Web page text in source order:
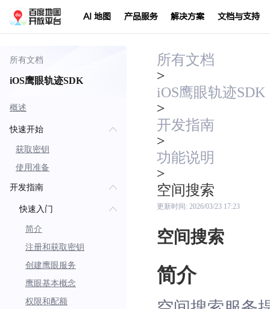
AI 地图 产品服务 解决方案 文档与支持
所有文档
iOS鹰眼轨迹SDK
概述
快速开始
获取密钥
使用准备
开发指南
快速入门
简介
注册和获取密钥
创建鹰眼服务
鹰眼基本概念
权限和配额
所有文档
>
iOS鹰眼轨迹SDK
>
开发指南
>
功能说明
>
空间搜索
更新时间: 2026/03/23 17:23
空间搜索
简介